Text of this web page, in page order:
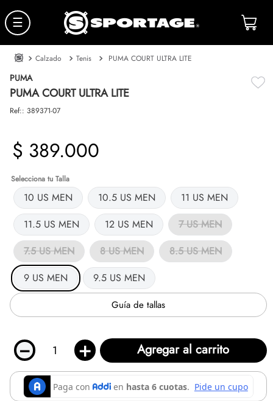
☰
Calzado Tenis PUMA COURT ULTRA LITE
PUMA
PUMA COURT ULTRA LITE
Ref:: 389371-07
$ 389.000
Talla
10 US MEN 10.5 US MEN
11 US MEN
11.5 US MEN
12 US MEN
7 US MEN
7.5 US MEN
8 US MEN
8.5 US MEN
9 US MEN
9.5 US MEN
Guía de tallas
＋
－ Agregar al carrito